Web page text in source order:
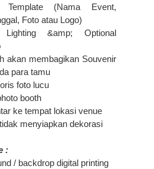
(Nama Event,
Foto atau Logo)
&amp; Optional
akan membagikan Souvenir
para tamu
foto lucu
booth
ke tempat lokasi venue
menyiapkan dekorasi
:
/ backdrop digital printing